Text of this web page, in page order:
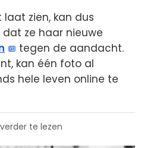
zien, kan dus
ze haar nieuwe
tegen de aandacht.
kan één foto al
hele leven online te
te lezen